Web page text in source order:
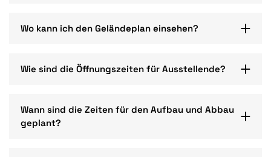
Wo kann ich den Geländeplan einsehen?
Wie sind die Öffnungszeiten für Ausstellende?
Wann sind die Zeiten für den Aufbau und Abbau
geplant?